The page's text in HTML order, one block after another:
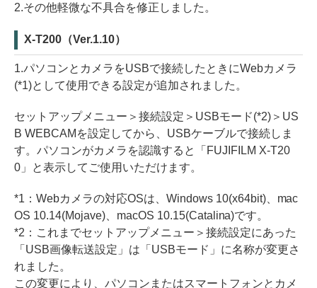
2.その他軽微な不具合を修正しました。
X-T200（Ver.1.10）
1.パソコンとカメラをUSBで接続したときにWebカメラ
(*1)として使用できる設定が追加されました。
セットアップメニュー＞接続設定＞USBモード(*2)＞US
B WEBCAMを設定してから、USBケーブルで接続しま
す。パソコンがカメラを認識すると「FUJIFILM X-T20
0」と表示してご使用いただけます。
*1：Webカメラの対応OSは、Windows 10(x64bit)、mac
OS 10.14(Mojave)、macOS 10.15(Catalina)です。
*2：これまでセットアップメニュー＞接続設定にあった
「USB画像転送設定」は「USBモード」に名称が変更さ
れました。
この変更により、パソコンまたはスマートフォンとカメ